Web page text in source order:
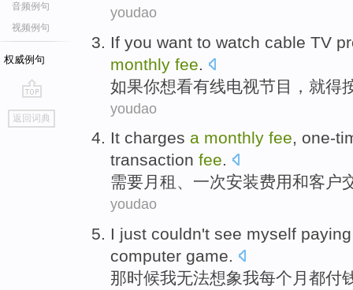
音频例句
视频例句
权威例句
go
top
返回词典
youdao
If you want to watch cable TV
monthly fee
如果你想看有线电视节目 ， 就得
youdao
It charges a monthly fee, one-
transaction fee.
需要月租 、一次安装费用和客户
youdao
I just couldn't see myself
computer game.
那时候我无法想象我每个 月都付